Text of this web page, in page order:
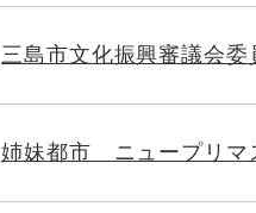
三島市文化振興審議会委
姉妹都市 ニュープリマ